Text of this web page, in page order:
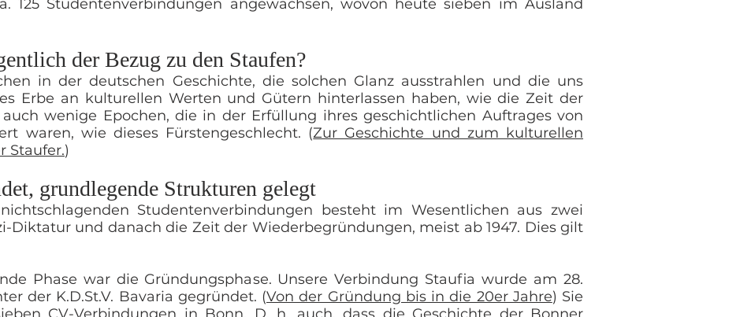
125 Studentenverbindungen angewachsen, wovon heutesieben im Ausland
der Bezug zu den Staufen?
in der deutschen Geschichte, die solchen Glanz ausstrahlen und die uns
Erbe an kulturellen Werten und Gütern hinterlassen haben, wie die Zeit der
wenige Epochen, die in der Erfüllung ihres geschichtlichen Auftrages von
waren, wie dieses Fürstengeschlecht. (Zur Geschichte und zum kulturellen
Staufer.)
grundlegende Strukturen gelegt
Studentenverbindungen besteht im Wesentlichen aus zwei
Diktatur und danach die Zeit der Wiederbegründungen, meist ab 1947. Dies gilt
Phase war die Gründungsphase. Unsere Verbindung Staufia wurde am 28.
der K.D.St.V. Bavaria gegründet. (Von der Gründung bis in die 20er Jahre) Sie